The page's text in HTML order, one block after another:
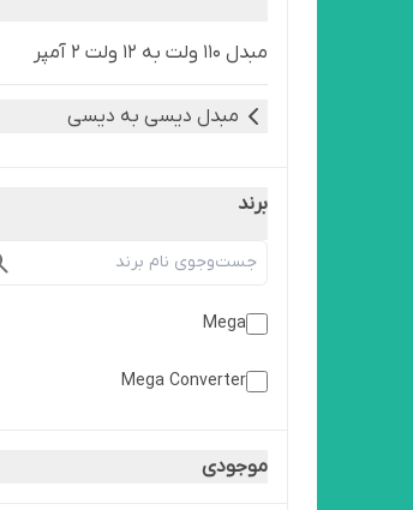
مبدل 110 ولت به ۱۲ ولت ۲ آمپر
مبدل دیسی به دیسی
برند
Mega
Mega Converter
موجودی